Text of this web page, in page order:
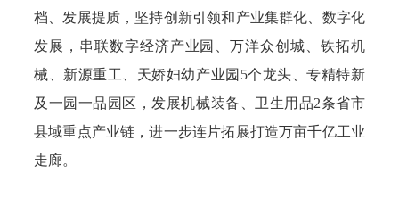
档、发展提质，坚持创新引领和产业集群化、数字化
发展，串联数字经济产业园、万洋众创城、铁拓机
械、新源重工、天娇妇幼产业园5个龙头、专精特新
及一园一品园区，发展机械装备、卫生用品2条省市
县域重点产业链，进一步连片拓展打造万亩千亿工业
走廊。